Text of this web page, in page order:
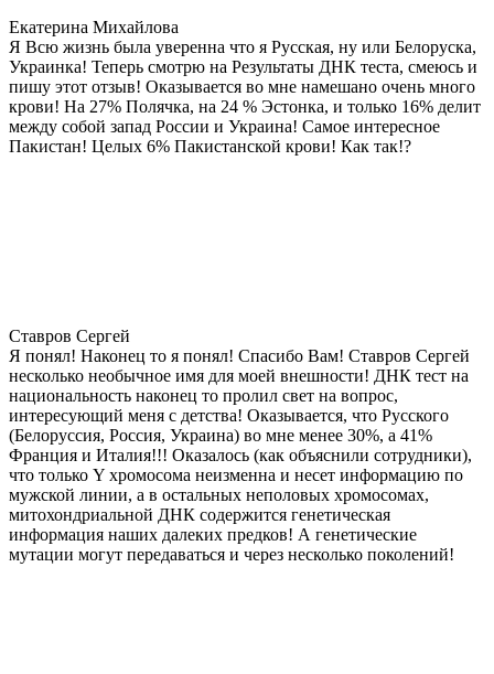
Екатерина Михайлова
Я Всю жизнь была уверенна что я Русская, ну или Белоруска,
Украинка! Теперь смотрю на Результаты ДНК теста, смеюсь и
пишу этот отзыв! Оказывается во мне намешано очень много
крови! На 27% Полячка, на 24 % Эстонка, и только 16% делит
между собой запад России и Украина! Самое интересное
Пакистан! Целых 6% Пакистанской крови! Как так!?
Ставров Сергей
Я понял! Наконец то я понял! Спасибо Вам! Ставров Сергей
несколько необычное имя для моей внешности! ДНК тест на
национальность наконец то пролил свет на вопрос,
интересующий меня с детства! Оказывается, что Русского
(Белоруссия, Россия, Украина) во мне менее 30%, а 41%
Франция и Италия!!! Оказалось (как объяснили сотрудники),
что только Y хромосома неизменна и несет информацию по
мужской линии, а в остальных неполовых хромосомах,
митохондриальной ДНК содержится генетическая
информация наших далеких предков! А генетические
мутации могут передаваться и через несколько поколений!